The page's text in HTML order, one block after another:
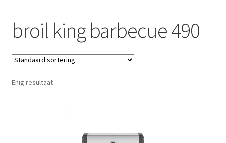
broil king barbecue 490
Enig resultaat